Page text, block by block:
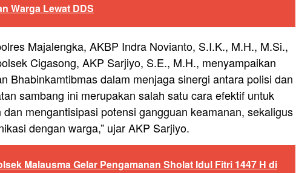
Warga Lewat DDS
Majalengka, AKBP Indra Novianto, S.I.K., M.H., M.Si.,
Cigasong, AKP Sarjiyo, S.E., M.H., menyampaikan
Bhabinkamtibmas dalam menjaga sinergi antara polisi dan
sambang ini merupakan salah satu cara efektif untuk
mengantisipasi potensi gangguan keamanan, sekaligus
dengan warga,” ujar AKP Sarjiyo.
Malausma Gelar Pengamanan Sholat Idul Fitri 1447 H di